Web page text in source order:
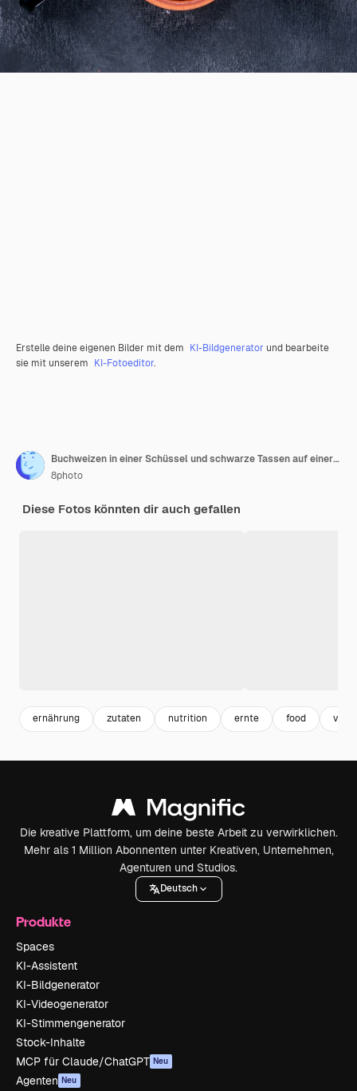
Erstelle deine eigenen Bilder mit dem KI-Bildgenerator und bearbeite
sie mit unserem KI-Fotoeditor.
Buchweizen in einer Schüssel und schwarze Tassen auf einer dunklen. Draufsicht.
8photo
Diese Fotos könnten dir auch gefallen
ernährung zutaten nutrition ernte food
Die kreative Plattform, um deine beste Arbeit zu verwirklichen.
Mehr als 1 Million Abonnenten unter Kreativen, Unternehmen,
Agenturen und Studios.
Deutsch
Produkte
Spaces
KI-Assistent
KI-Bildgenerator
KI-Videogenerator
KI-Stimmengenerator
Stock-Inhalte
MCP für Claude/ChatGPT Neu
Agenten Neu